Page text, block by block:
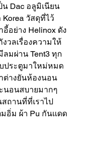
น Dac อลูมิเนียน
วัสดุที่ไว้
อี้อย่าง Helinox ดัง
วลเรื่องความให้
มผ่าน Tent3 ทุก
ประตูมาใหม่หมด
างยันห้องนอน
นอนสบายมากๆ
ถานที่ที่เราไป
มอิ่ม ผ้า Pu กันแดด